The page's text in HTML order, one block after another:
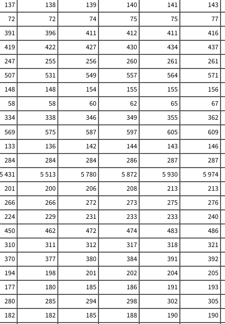
137 138 139 140 141
143
72
72 74 75 75
77
391
396 411 412 411
416
419
422 427 430 434
437
247
255 256 260 261
261
507
531 549 557 564
571
148
148 154 155 155
156
58
58 60 62 65
67
334
338 346 349 355
362
569
575 587 597 605
609
133
136 142 144 143
146
284
284 284 286 287
287
5 431
5 513 5 780 5 872 5 930
5 974
201
200 206 208 213
213
266
266 272 273 275
276
224
229 231 233 233
240
450
462 472 474 483
486
310
311 312 317 318
321
370
377 380 384 391
392
194
198 201 202 204
205
177
180 185 186 191
193
280
285 294 298 302
305
182
182 185 188 190
190